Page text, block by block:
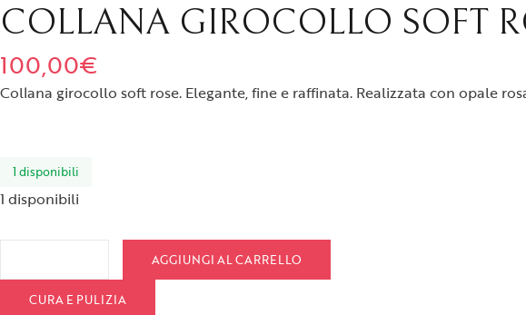
COLLANA GIROCOLLO SOFT
100,00€
Collana girocollo soft rose. Elegante, fine e raffinata. Realizzata con opale
1 disponibili
1 disponibili
AGGIUNGI AL CARRELLO
CURA E PULIZIA